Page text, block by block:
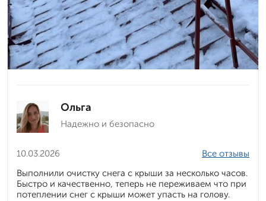
Ольга
Надежно и безопасно
10.03.2026
Все отзывы
Выполнили очистку снега с крыши за несколько часов.
Быстро и качественно, теперь не переживаем что при
потеплении снег с крыши может упасть на голову.